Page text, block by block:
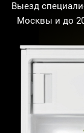
Выезд
Москвы и до